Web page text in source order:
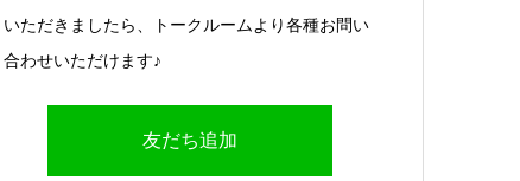
いただきましたら、トークルームより各種お問い
合わせいただけます♪
友だち追加